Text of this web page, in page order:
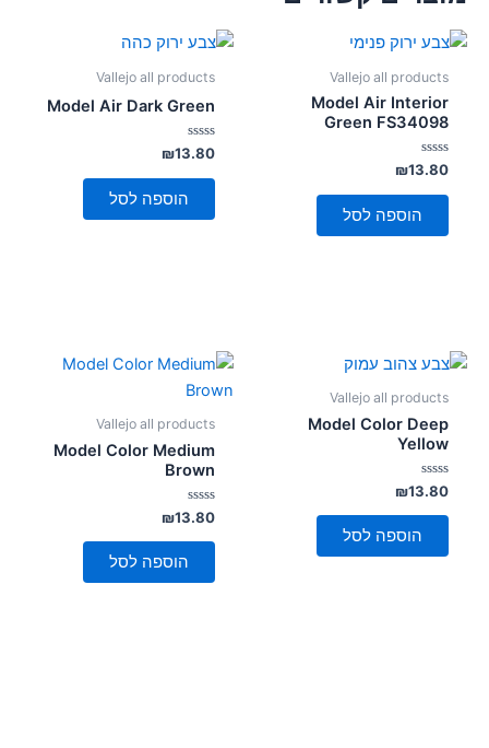
Vallejo all products
Model Air Interior
Green FS34098
דורג
0
מתוך
₪13.80
הוספה לסל
Vallejo all products
Model Air Dark Green
דורג
0
מתוך
₪13.80
הוספה לסל
Vallejo all products
Model Color Deep
Yellow
דורג
0
מתוך
₪13.80
הוספה לסל
Vallejo all products
Model Color Medium
Brown
דורג
0
מתוך
₪13.80
הוספה לסל